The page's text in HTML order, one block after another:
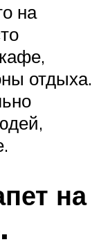
на
отдыха.
на